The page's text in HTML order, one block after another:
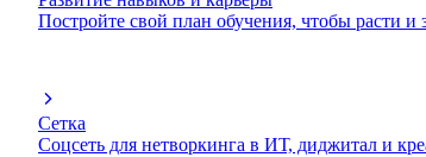
Постройте свой план обучения, чтобы расти и
Сетка
Соцсеть для нетворкинга в ИТ, диджитал и